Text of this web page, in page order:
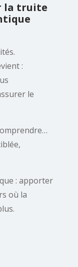
la truite
:
le
: apporter
où la